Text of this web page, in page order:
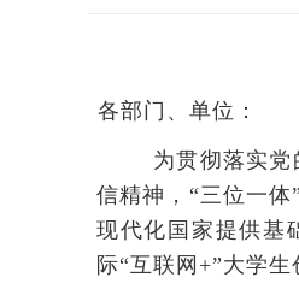
各部门、单位：
为贯彻落实
信精神，“三位一
现代化国家提供基
际“互联网+”大学